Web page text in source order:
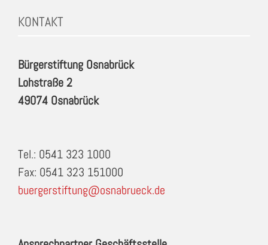
KONTAKT
Bürgerstiftung Osnabrück
Lohstraße 2
49074 Osnabrück
Tel.: 0541 323 1000
Fax: 0541 323 151000
buergerstiftung@osnabrueck.de